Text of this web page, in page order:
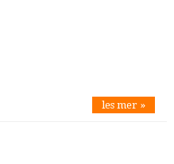
les mer »